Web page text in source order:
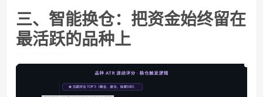
三、智能换仓：把资金始终留在
最活跃的品种上